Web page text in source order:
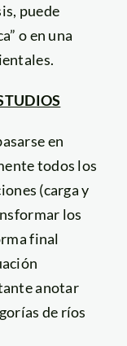
puede
o en una
en
todos los
(carga y
los
final
anotar
de ríos